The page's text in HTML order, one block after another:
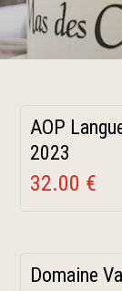
AOP
2023
32.00 €
Domaine